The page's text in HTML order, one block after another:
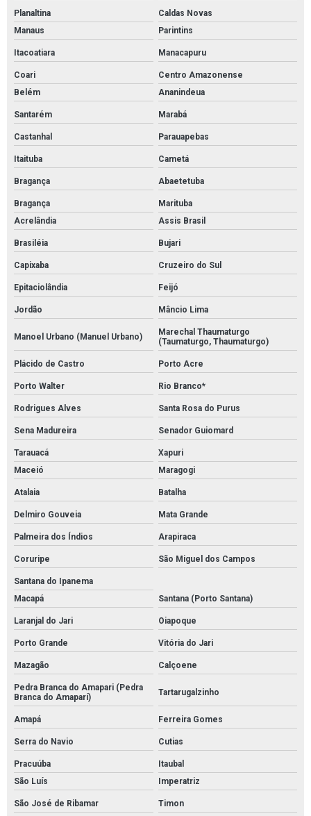
Planaltina
Caldas Novas
Manaus
Parintins
Itacoatiara Manacapuru
Coari
Centro Amazonense
Belém
Ananindeua
Santarém Marabá
Castanhal Parauapebas
Itaituba Cametá
Bragança Abaetetuba
Bragança
Marituba
Acrelândia
Assis Brasil
Brasiléia Bujari
Capixaba Cruzeiro do Sul
Epitaciolândia Feijó
Jordão Mâncio Lima
Manoel Urbano (Manuel Urbano)
Marechal Thaumaturgo
(Taumaturgo, Thaumaturgo)
Plácido de Castro Porto Acre
Porto Walter Rio Branco*
Rodrigues Alves Santa Rosa do Purus
Sena Madureira Senador Guiomard
Tarauacá
Xapuri
Maceió
Maragogi
Atalaia Batalha
Delmiro Gouveia Mata Grande
Palmeira dos Índios Arapiraca
Coruripe São Miguel dos Campos
Santana do Ipanema
Macapá
Santana (Porto Santana)
Laranjal do Jari Oiapoque
Porto Grande Vitória do Jari
Mazagão Calçoene
Pedra Branca do Amapari (Pedra
Branca do Amaparí)
Tartarugalzinho
Amapá Ferreira Gomes
Serra do Navio Cutias
Pracuúba
Itaubal
São Luís
Imperatriz
São José de Ribamar Timon